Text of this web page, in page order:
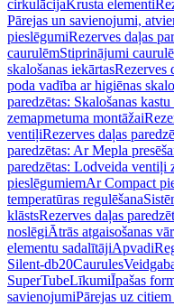
cirkulācijaKrusta elementi
Pārejas un savienojumi,
pieslēgumiRezerves daļas
caurulēmStiprinājumi
skalošanas iekārtasRezerves
poda vadība ar higiēnas
paredzētas: Skalošanas
zemapmetuma montāžai
ventiļiRezerves daļas
paredzētas: Ar Mepla
paredzētas: Lodveida ventiļi
pieslēgumiemAr Compact
temperatūras regulēšana
klāstsRezerves daļas
noslēgiĀtrās atgaisošanas
elementu sadalītājiApvadi
Silent-db20Caurules
SuperTubeLīkumiĪpašas
savienojumiPārejas uz